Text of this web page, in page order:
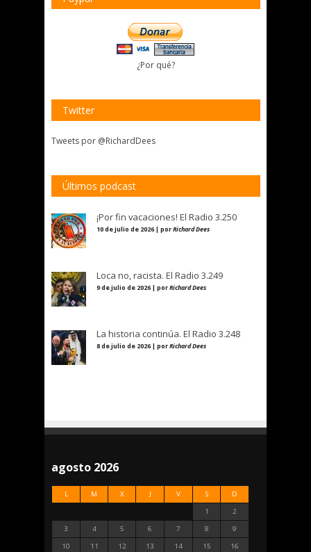
¿Por qué?
Twitter
Tweets por @RichardDees
Últimos podcast
¡Por fin vacaciones! El Radio 3.250
10 de julio de 2026 | porRichard Dees
Loca no, racista. El Radio 3.249
9 de julio de 2026 | porRichard Dees
La historia continúa. El Radio 3.248
8 de julio de 2026 | porRichard Dees
agosto 2026
L M X J V S D
1
2
3
4 5 6 7 8
9
10
11 12 13 14 15
16